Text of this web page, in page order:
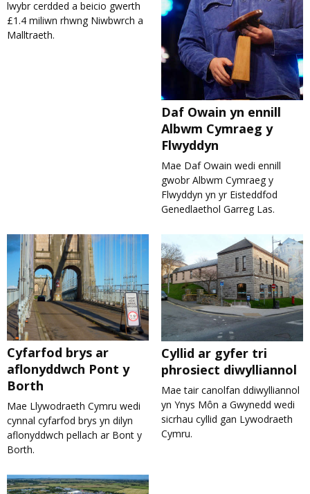
lwybr cerdded a beicio gwerth
£1.4 miliwn rhwng Niwbwrch a
Malltraeth.
Daf Owain yn ennill
Albwm Cymraeg y
Flwyddyn
Mae Daf Owain wedi ennill
gwobr Albwm Cymraeg y
Flwyddyn yn yr Eisteddfod
Genedlaethol Garreg Las.
Cyfarfod brys ar
aflonyddwch Pont y
Borth
Mae Llywodraeth Cymru wedi
cynnal cyfarfod brys yn dilyn
aflonyddwch pellach ar Bont y
Borth.
Cyllid ar gyfer tri
phrosiect diwylliannol
Mae tair canolfan ddiwylliannol
yn Ynys Môn a Gwynedd wedi
sicrhau cyllid gan Lywodraeth
Cymru.